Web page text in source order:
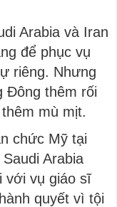
Arabia và Iran
để phục vụ
riêng. Nhưng
Đông thêm rối
mù mịt.
chức Mỹ tại
Arabia
với vụ giáo sĩ
quyết vì tội